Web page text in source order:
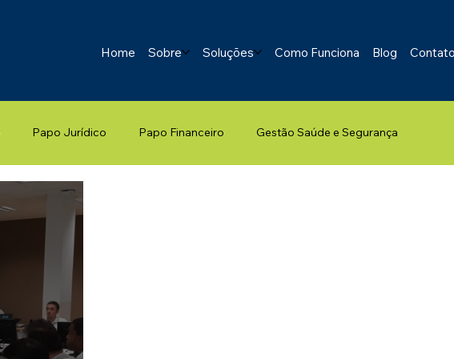
Home Sobre Soluções Como Funciona Blog Contato
Papo Jurídico Papo Financeiro Gestão Saúde e Segurança